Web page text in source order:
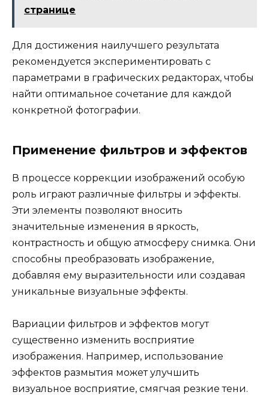
странице
Для достижения наилучшего результата
рекомендуется экспериментировать с
параметрами в графических редакторах, чтобы
найти оптимальное сочетание для каждой
конкретной фотографии.
Применение фильтров и эффектов
В процессе коррекции изображений особую
роль играют различные фильтры и эффекты.
Эти элементы позволяют вносить
значительные изменения в яркость,
контрастность и общую атмосферу снимка. Они
способны преобразовать изображение,
добавляя ему выразительности или создавая
уникальные визуальные эффекты.
Вариации фильтров и эффектов могут
существенно изменить восприятие
изображения. Например, использование
эффектов размытия может улучшить
визуальное восприятие, смягчая резкие тени.